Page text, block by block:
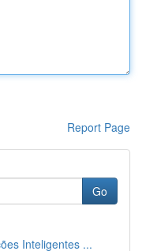
Report Page
Go
Inteligentes ...